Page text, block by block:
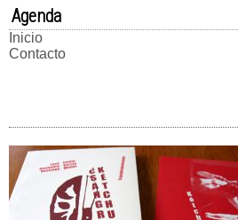
Agenda
Inicio
Contacto